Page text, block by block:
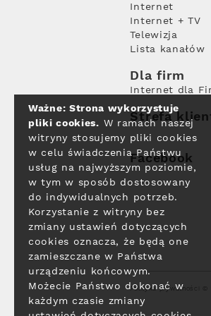
Internet
Internet + TV
Telewizja
Lista kanałów
Dla firm
Internet dla
Strefa
Facebook
Polityka prywatności ©
Ważne: Strona wykorzystuje
pliki cookies. W ramach naszej
witryny stosujemy pliki cookies
w celu świadczenia Państwu
usług na najwyższym poziomie,
w tym w sposób dostosowany
do indywidualnych potrzeb.
Korzystanie z witryny bez
zmiany ustawień dotyczących
cookies oznacza, że będą one
zamieszczane w Państwa
urządzeniu końcowym.
Możecie Państwo dokonać w
każdym czasie zmiany